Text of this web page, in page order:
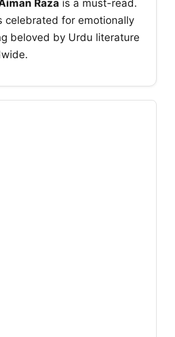
Raza is a must-read.
celebrated for emotionally
beloved by Urdu literature